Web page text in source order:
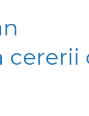
cererii